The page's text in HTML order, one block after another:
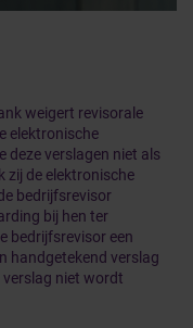
weigert revisorale
elektronische
deze verslagen niet als
zij de elektronische
bedrijfsrevisor
bij hen ter
bedrijfsrevisor een
handgetekend verslag
niet wordt